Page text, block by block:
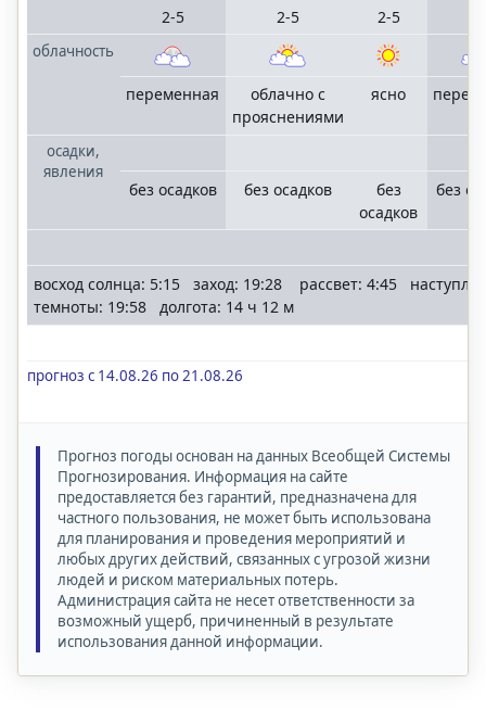
облачность
осадки,
явления
2-5
переменная
без осадков
2-5
облачно с
прояснениями
без осадков
2-5
ясно
без
осадков
без
восход солнца: 5:15 заход: 19:28 рассвет: 4:45
темноты: 19:58 долгота: 14 ч 12 м
прогноз с 14.08.26 по 21.08.26
Прогноз погоды основан на данных Всеобщей Системы
Прогнозирования. Информация на сайте
предоставляется без гарантий, предназначена для
частного пользования, не может быть использована
для планирования и проведения мероприятий и
любых других действий, связанных с угрозой жизни
людей и риском материальных потерь.
Администрация сайта не несет ответственности за
возможный ущерб, причиненный в результате
использования данной информации.